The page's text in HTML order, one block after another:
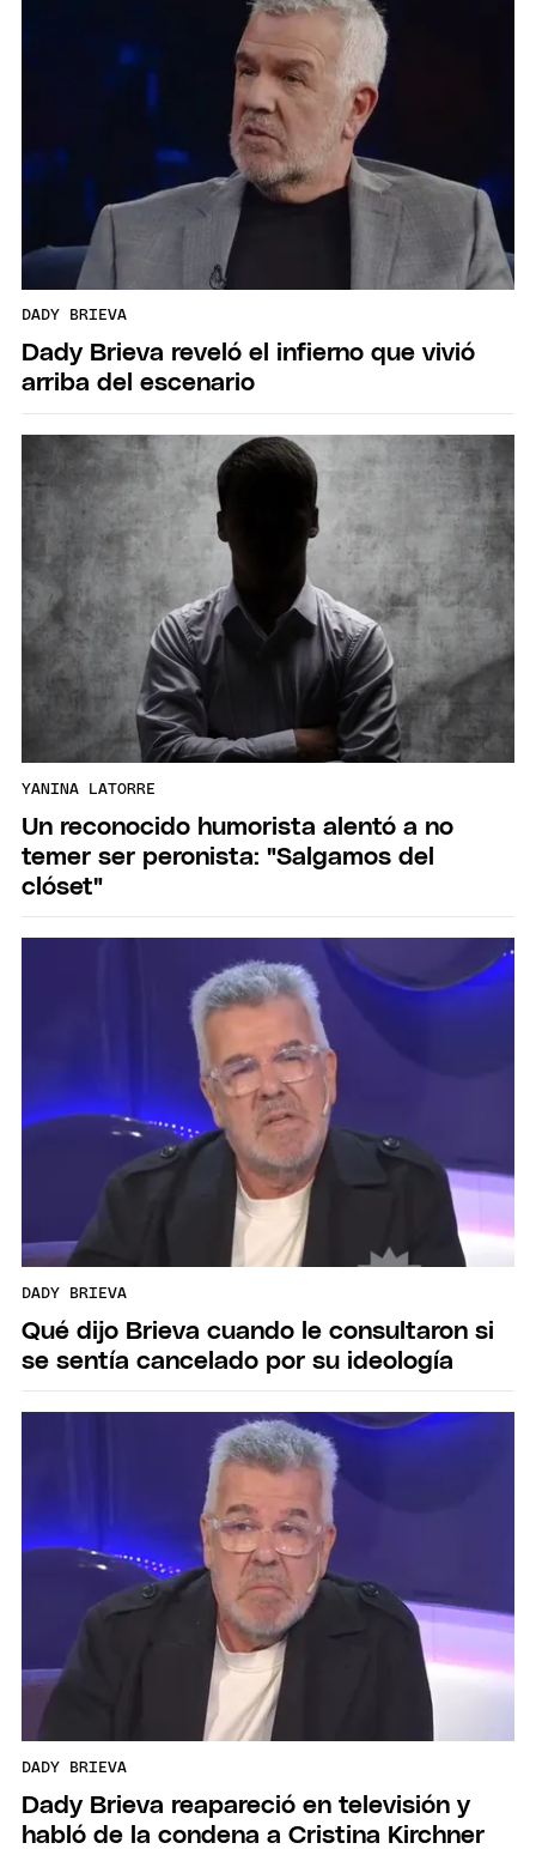
DADY BRIEVA
Dady Brieva reveló el infierno que vivió
arriba del escenario
YANINA LATORRE
Un reconocido humorista alentó a no
temer ser peronista: "Salgamos del
clóset"
DADY BRIEVA
Qué dijo Brieva cuando le consultaron si
se sentía cancelado por su ideología
DADY BRIEVA
Dady Brieva reapareció en televisión y
habló de la condena a Cristina Kirchner